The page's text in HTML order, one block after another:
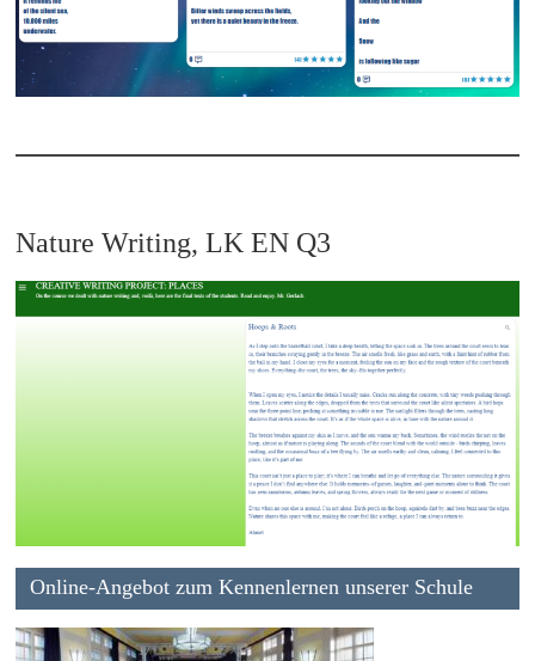
Nature Writing, LK EN Q3
Online-Angebot zum Kennenlernen unserer Schule